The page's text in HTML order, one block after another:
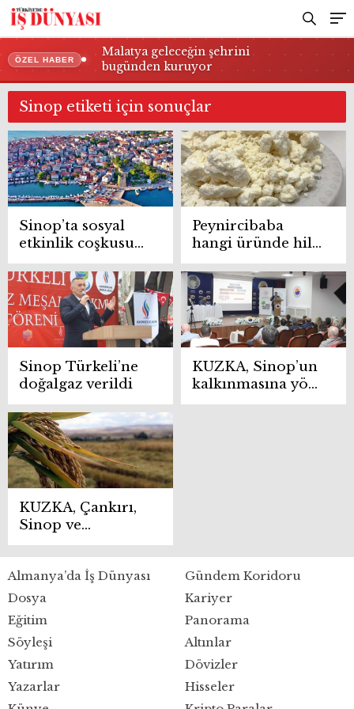
ÖZEL HABER
Malatya geleceğin şehrini
bugünden kuruyor
Sinop etiketi için sonuçlar
Sinop’ta sosyal
etkinlik coşkusu
müzik, eğlence ve
sigorta bilincini
bir arada yaşattı
Peynircibaba
hangi üründe hile
yaptı? Tarım ve
Orman Bakanlığı
ifşaladı
Sinop Türkeli’ne
doğalgaz verildi
KUZKA, Sinop’un
kalkınmasına yön
verdi
KUZKA, Çankırı,
Sinop ve
Kastamonu’da 5
projeyi
destekliyor
Almanya’da İş Dünyası
Dosya
Eğitim
Gündem Koridoru
Kariyer
Panorama
Söyleşi
Yatırım
Yazarlar
Altınlar
Dövizler
Hisseler